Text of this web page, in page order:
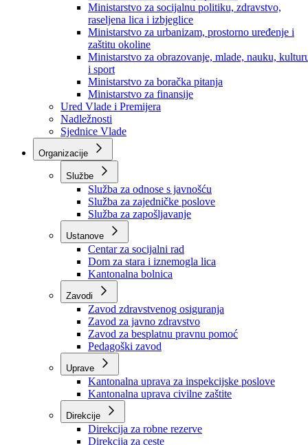
Ministarstvo za privredu
Ministarstvo za pravosuđe, upravu i radne odnose
Ministarstvo za unutrašnje poslove
Ministarstvo za socijalnu politiku, zdravstvo,
raseljena lica i izbjeglice
Ministarstvo za urbanizam, prostorno uređenje i
zaštitu okoline
Ministarstvo za obrazovanje, mlade, nauku,
i sport
Ministarstvo za boračka pitanja
Ministarstvo za finansije
Ured Vlade i Premijera
Nadležnosti
Sjednice Vlade
Organizacije
Službe
Služba za odnose s javnošću
Služba za zajedničke poslove
Služba za zapošljavanje
Ustanove
Centar za socijalni rad
Dom za stara i iznemogla lica
Kantonalna bolnica
Zavodi
Zavod zdravstvenog osiguranja
Zavod za javno zdravstvo
Zavod za besplatnu pravnu pomoć
Pedagoški zavod
Kantonalna uprava za inspekcijske poslove
Kantonalna uprava civilne zaštite